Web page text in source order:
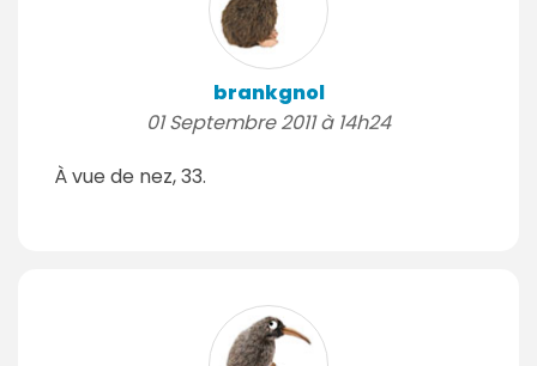
brankgnol
01 Septembre 2011 à 14h24
À vue de nez, 33.